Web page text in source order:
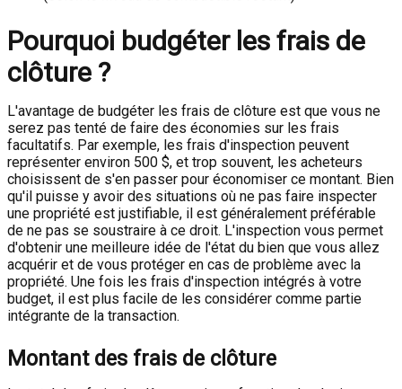
Pourquoi budgéter les frais de
clôture ?
L'avantage de budgéter les frais de clôture est que vous ne
serez pas tenté de faire des économies sur les frais
facultatifs. Par exemple, les frais d'inspection peuvent
représenter environ 500 $, et trop souvent, les acheteurs
choisissent de s'en passer pour économiser ce montant. Bien
qu'il puisse y avoir des situations où ne pas faire inspecter
une propriété est justifiable, il est généralement préférable
de ne pas se soustraire à ce droit. L'inspection vous permet
d'obtenir une meilleure idée de l'état du bien que vous allez
acquérir et de vous protéger en cas de problème avec la
propriété. Une fois les frais d'inspection intégrés à votre
budget, il est plus facile de les considérer comme partie
intégrante de la transaction.
Montant des frais de clôture